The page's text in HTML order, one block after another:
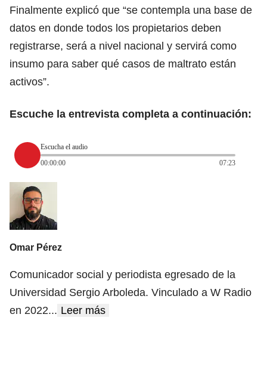
Finalmente explicó que “se contempla una base de
datos en donde todos los propietarios deben
registrarse, será a nivel nacional y servirá como
insumo para saber qué casos de maltrato están
activos”.
Escuche la entrevista completa a continuación:
Escucha el audio
00:00:00
07:23
Omar Pérez
Comunicador social y periodista egresado de la
Universidad Sergio Arboleda. Vinculado a W Radio
en 2022... Leer más